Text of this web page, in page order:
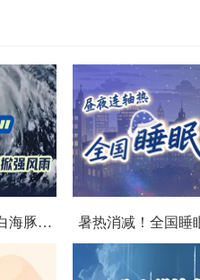
台风数字画像：马拉松台风“白海豚”将影响十余省份 暑热消减！全国睡